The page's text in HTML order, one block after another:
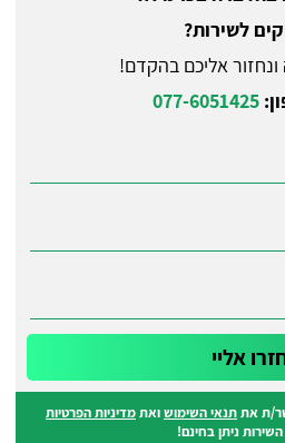
לשירות?
ונחזור אליכם בהקדם!
077-6051425
ת אתתנאי השימושואתמדיניות הפרטיות
ניתן בחינם!